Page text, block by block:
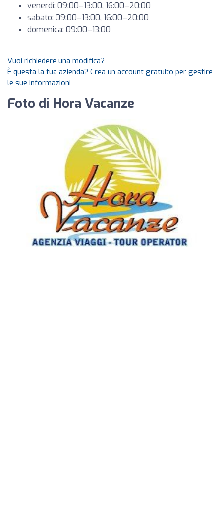
venerdì: 09:00–13:00, 16:00–20:00
sabato: 09:00–13:00, 16:00–20:00
domenica: 09:00–13:00
Vuoi richiedere una modifica?
È questa la tua azienda? Crea un account gratuito per gestire
le sue informazioni
Foto di Hora Vacanze